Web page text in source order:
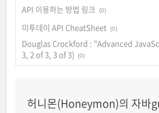
API 이용하는 방법 링크
(0)
미투데이 API CheatSheet (0)
Douglas Crockford : "Advanced
3, 2 of 3, 3 of 3)
(0)
허니몬(Honeymon)의 자바